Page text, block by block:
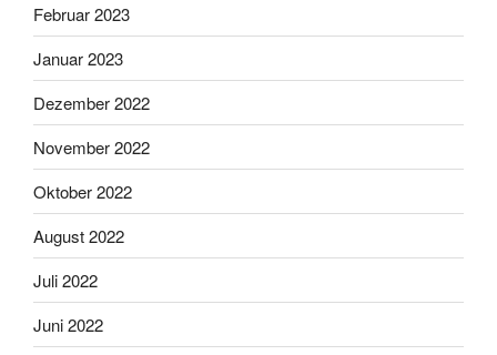
Februar 2023
Januar 2023
Dezember 2022
November 2022
Oktober 2022
August 2022
Juli 2022
Juni 2022